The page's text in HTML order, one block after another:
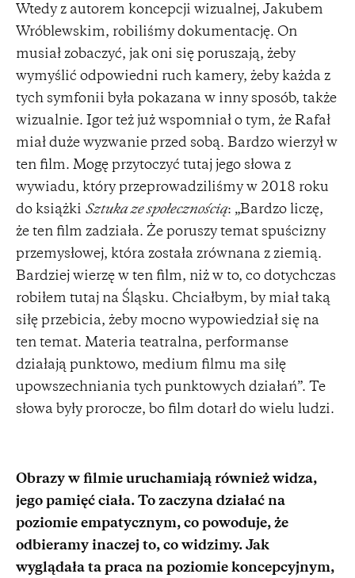
Wtedy z autorem koncepcji wizualnej, Jakubem
Wróblewskim, robiliśmy dokumentację. On
musiał zobaczyć, jak oni się poruszają, żeby
wymyślić odpowiedni ruch kamery, żeby każda z
tych symfonii była pokazana w inny sposób, także
wizualnie. Igor też już wspomniał o tym, że Rafał
miał duże wyzwanie przed sobą. Bardzo wierzył w
ten film. Mogę przytoczyć tutaj jego słowa z
wywiadu, który przeprowadziliśmy w 2018 roku
do książki Sztuka ze społecznością: „Bardzo liczę,
że ten film zadziała. Że poruszy temat spuścizny
przemysłowej, która została zrównana z ziemią.
Bardziej wierzę w ten film, niż w to, co dotychczas
robiłem tutaj na Śląsku. Chciałbym, by miał taką
siłę przebicia, żeby mocno wypowiedział się na
ten temat. Materia teatralna, performanse
działają punktowo, medium filmu ma siłę
upowszechniania tych punktowych działań”. Te
słowa były prorocze, bo film dotarł do wielu ludzi.
Obrazy w filmie uruchamiają również widza,
jego pamięć ciała. To zaczyna działać na
poziomie empatycznym, co powoduje, że
odbieramy inaczej to, co widzimy. Jak
wyglądała ta praca na poziomie koncepcyjnym,